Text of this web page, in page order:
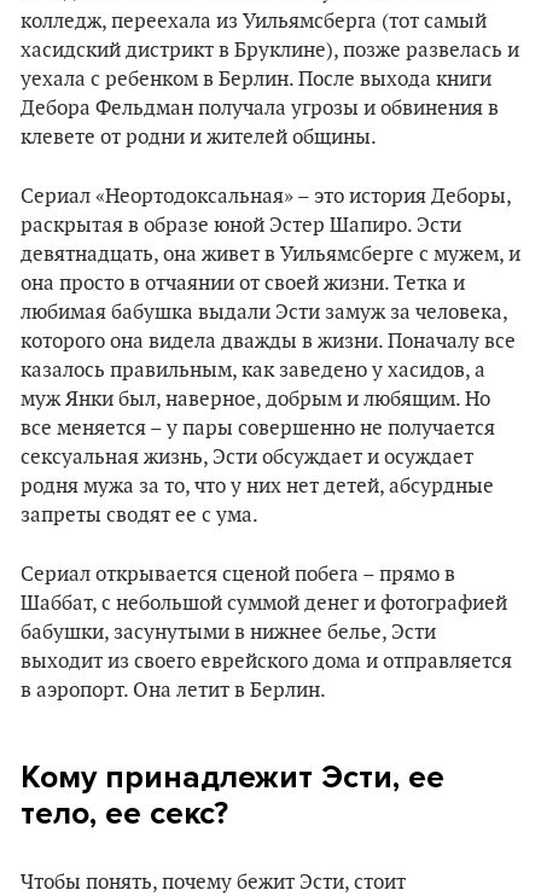
колледж, переехала из Уильямсберга (тот самый
хасидский дистрикт в Бруклине), позже развелась и
уехала с ребенком в Берлин. После выхода книги
Дебора Фельдман получала угрозы и обвинения в
клевете от родни и жителей общины.
Сериал «Неортодоксальная» – это история Деборы,
раскрытая в образе юной Эстер Шапиро. Эсти
девятнадцать, она живет в Уильямсберге с мужем, и
она просто в отчаянии от своей жизни. Тетка и
любимая бабушка выдали Эсти замуж за человека,
которого она видела дважды в жизни. Поначалу все
казалось правильным, как заведено у хасидов, а
муж Янки был, наверное, добрым и любящим. Но
все меняется – у пары совершенно не получается
сексуальная жизнь, Эсти обсуждает и осуждает
родня мужа за то, что у них нет детей, абсурдные
запреты сводят ее с ума.
Сериал открывается сценой побега – прямо в
Шаббат, с небольшой суммой денег и фотографией
бабушки, засунутыми в нижнее белье, Эсти
выходит из своего еврейского дома и отправляется
в аэропорт. Она летит в Берлин.
Кому принадлежит Эсти, ее
тело, ее секс?
Чтобы понять, почему бежит Эсти, стоит